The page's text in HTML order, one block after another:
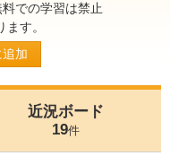
での学習は禁止
す。
加
近況ボード
19件